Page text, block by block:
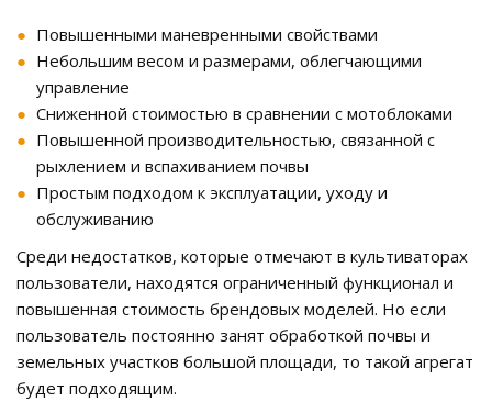
Повышенными маневренными свойствами
Небольшим весом и размерами, облегчающими
управление
Сниженной стоимостью в сравнении с мотоблоками
Повышенной производительностью, связанной с
рыхлением и вспахиванием почвы
Простым подходом к эксплуатации, уходу и
обслуживанию
Среди недостатков, которые отмечают в культиваторах
пользователи, находятся ограниченный функционал и
повышенная стоимость брендовых моделей. Но если
пользователь постоянно занят обработкой почвы и
земельных участков большой площади, то такой агрегат
будет подходящим.